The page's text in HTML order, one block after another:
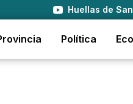
Huellas de
Política